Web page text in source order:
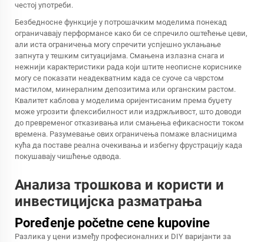
честој употреби.
Безбедносне функције у потрошачким моделима понекад
ограничавају перформансе како би се спречило оштећење цеви,
али иста ограничења могу спречити успјешно уклањање
запнута у тешким ситуацијама. Смањена излазна снага и
нежнији карактеристики рада који штите неописне кориснике
могу се показати неадекватним када се суоче са чврстом
мастилом, минералним депозитима или органским растом.
Квалитет каблова у моделима оријентисаним према буџету
може угрозити флексибилност или издржљивост, што доводи
до превременог отказивања или смањења ефикасности током
времена. Разумевање ових ограничења помаже власницима
кућа да поставе реална очекивања и избегну фрустрацију када
покушавају чишћење одвода.
Анализа трошкова и користи и
инвестицијска разматрања
Poređenje početne cene kupovine
Разлика у цени између професионалних и DIY варијанти за